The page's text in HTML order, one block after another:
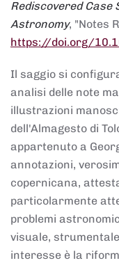
Rediscovered Case
Astronomy, "Notes
https://doi.org/
Il saggio si
analisi delle note
illustrazioni
dell'Almagesto di
appartenuto a
annotazioni,
copernicana,
particolarmente
problemi
visuale,
interesse è la